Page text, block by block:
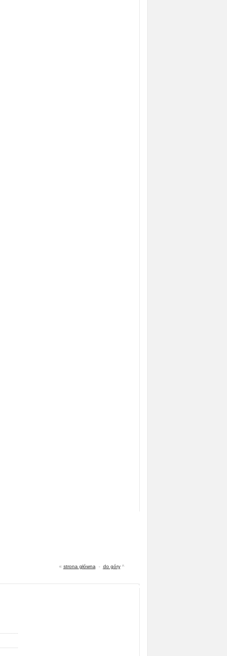
« strona główna - do góry^